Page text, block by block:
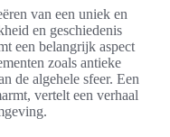
van een uniek en
en geschiedenis
een belangrijk aspect
zoals antieke
de algehele sfeer. Een
vertelt een verhaal